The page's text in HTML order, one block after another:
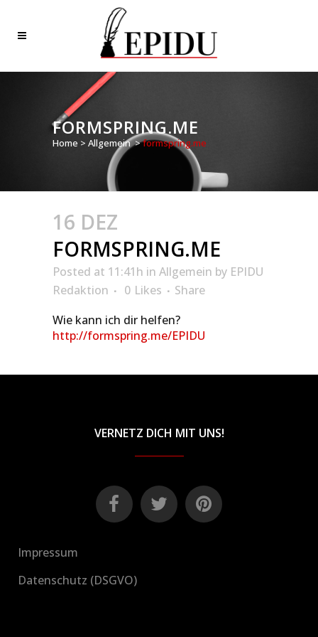
FORMSPRING.ME
Home > Allgemein>formspring.me
16 DEZ
FORMSPRING.ME
Posted at 11:41h in Allgemein by EPIDU
Redaktion
0 Likes
Share
Wie kann ich dir helfen?
http://formspring.me/EPIDU
VERNETZ DICH MIT UNS!
Impressum
Datenschutz (DSGVO)